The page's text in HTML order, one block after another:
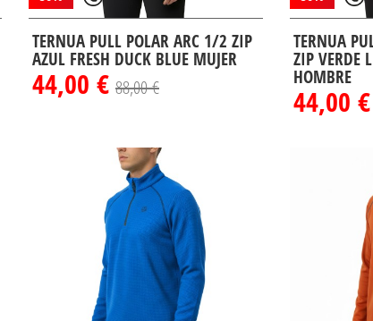
TERNUA PULL POLAR ARC 1/2 ZIP
AZUL FRESH DUCK BLUE MUJER
44,00 € 88,00 €
TERNUA
ZIP VERDE
HOMBRE
44,00